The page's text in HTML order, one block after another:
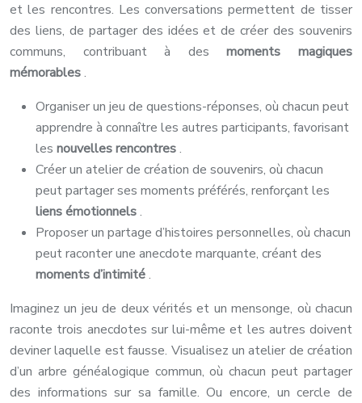
et les rencontres. Les conversations permettent de tisser
des liens, de partager des idées et de créer des souvenirs
communs, contribuant à desmoments magiques
mémorables.
Organiser un jeu de questions-réponses, où chacun peut
apprendre à connaître les autres participants, favorisant
les nouvelles rencontres.
Créer un atelier de création de souvenirs, où chacun
peut partager ses moments préférés, renforçant les
liens émotionnels.
Proposer un partage d’histoires personnelles, où chacun
peut raconter une anecdote marquante, créant des
moments d’intimité.
Imaginez un jeu de deux vérités et un mensonge, où chacun
raconte trois anecdotes sur lui-même et les autres doivent
deviner laquelle est fausse. Visualisez un atelier de création
d’un arbre généalogique commun, où chacun peut partager
des informations sur sa famille. Ou encore, un cercle de